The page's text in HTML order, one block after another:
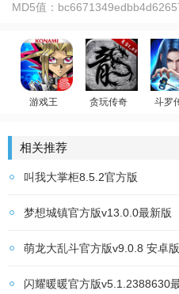
MD5值：
游戏王
贪玩传奇
斗罗
相关推荐
叫我大掌柜8.5.2官方版
梦想城镇官方版v13.0.0最新版
萌龙大乱斗官方版v9.0.8 安卓版
闪耀暖暖官方版v5.1.2388630